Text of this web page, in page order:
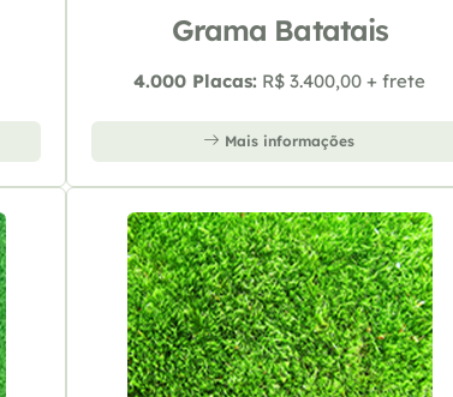
Grama Batatais
4.000 Placas: R$ 3.400,00 + frete
Mais informações